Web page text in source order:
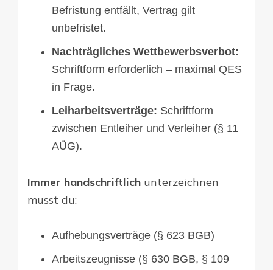
Befristung entfällt, Vertrag gilt
unbefristet.
Nachträgliches Wettbewerbsverbot:
Schriftform erforderlich – maximal QES
in Frage.
Leiharbeitsverträge: Schriftform
zwischen Entleiher und Verleiher (§ 11
AÜG).
Immer handschriftlich unterzeichnen
musst du:
Aufhebungsverträge (§ 623 BGB)
Arbeitszeugnisse (§ 630 BGB, § 109